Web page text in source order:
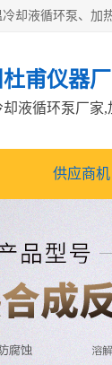
甫仪器厂
供应商机